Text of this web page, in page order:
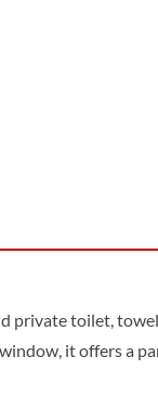
private toilet,
it offers a